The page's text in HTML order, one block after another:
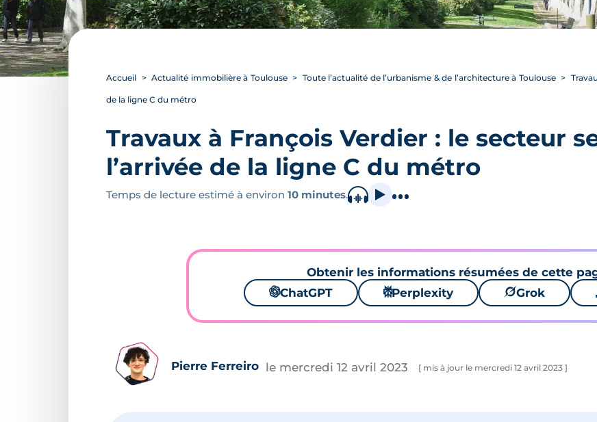
Accueil Actualité immobilière à Toulouse Toute l’actualité de l’urbanisme & de l’architecture à Toulouse
de la ligne C du métro
Travaux à François Verdier : le secteur
l’arrivée de la ligne C du métro
Temps de lecture estimé à environ 10 minutes.
Obtenir les informations résumées de cette
🌌ChatGPT ⚙Perplexity 🪐Grok
Pierre Ferreiro le mercredi 12 avril 2023 [ mis à jour le mercredi 12 avril 2023 ]